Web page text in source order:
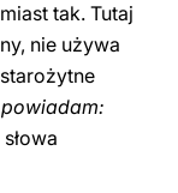
tak. Tutaj
nie używa
słowa